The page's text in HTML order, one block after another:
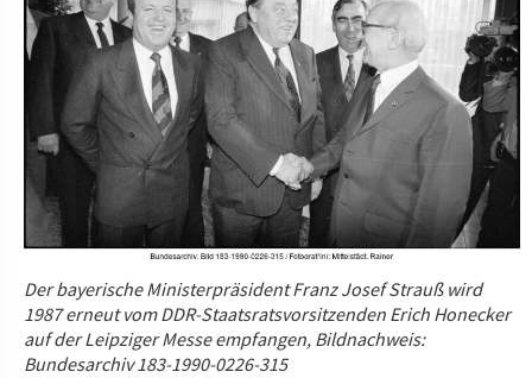
Der bayerische Ministerpräsident Franz Josef Strauß wird
1987 erneut vom DDR-Staatsratsvorsitzenden Erich Honecker
auf der Leipziger Messe empfangen, Bildnachweis:
Bundesarchiv 183-1990-0226-315